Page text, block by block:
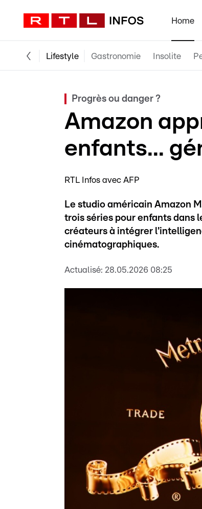
Home
Lifestyle Gastronomie Insolite
Progrès ou danger ?
Amazon
enfants...
RTL Infos avec AFP
Le studio américain Amazon
trois séries pour enfants dans
créateurs à intégrer
cinématographiques.
Actualisé: 28.05.2026 08:25